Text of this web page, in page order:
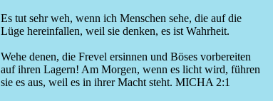
Es tut sehr weh, wenn ich Menschen sehe, die auf die
Lüge hereinfallen, weil sie denken, es ist Wahrheit.
Wehe denen, die Frevel ersinnen und Böses vorbereiten
auf ihren Lagern! Am Morgen, wenn es licht wird, führen
sie es aus, weil es in ihrer Macht steht. MICHA 2:1